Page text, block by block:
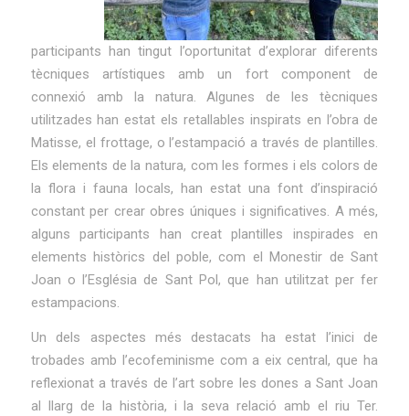
participants han tingut l’oportunitat d’explorar diferents
tècniques artístiques amb un fort component de
connexió amb la natura. Algunes de les tècniques
utilitzades han estat els retallables inspirats en l’obra de
Matisse, el frottage, o l’estampació a través de plantilles.
Els elements de la natura, com les formes i els colors de
la flora i fauna locals, han estat una font d’inspiració
constant per crear obres úniques i significatives. A més,
alguns participants han creat plantilles inspirades en
elements històrics del poble, com el Monestir de Sant
Joan o l’Església de Sant Pol, que han utilitzat per fer
estampacions.
Un dels aspectes més destacats ha estat l’inici de
trobades amb l’ecofeminisme com a eix central, que ha
reflexionat a través de l’art sobre les dones a Sant Joan
al llarg de la història, i la seva relació amb el riu Ter.